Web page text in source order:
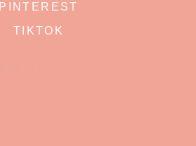
PINTEREST
TIKTOK